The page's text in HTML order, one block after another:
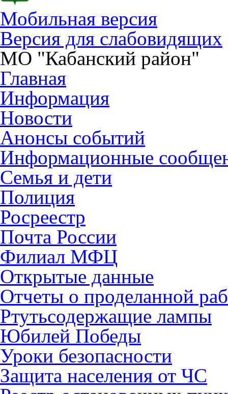
Мобильная версия
Версия для слабовидящих
МО "Кабанский район"
Главная
Информация
Новости
Анонсы событий
Информационные
Семья и дети
Полиция
Росреестр
Почта России
Филиал МФЦ
Открытые данные
Отчеты о проделанной
Ртутьсодержащие лампы
Юбилей Победы
Уроки безопасности
Защита населения от ЧС